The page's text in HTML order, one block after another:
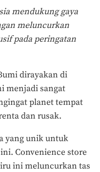
mendukung gaya
meluncurkan
pada peringatan
dirayakan di
menjadi sangat
planet tempat
dan rusak.
yang unik untuk
Convenience store
inimeluncurkan tas